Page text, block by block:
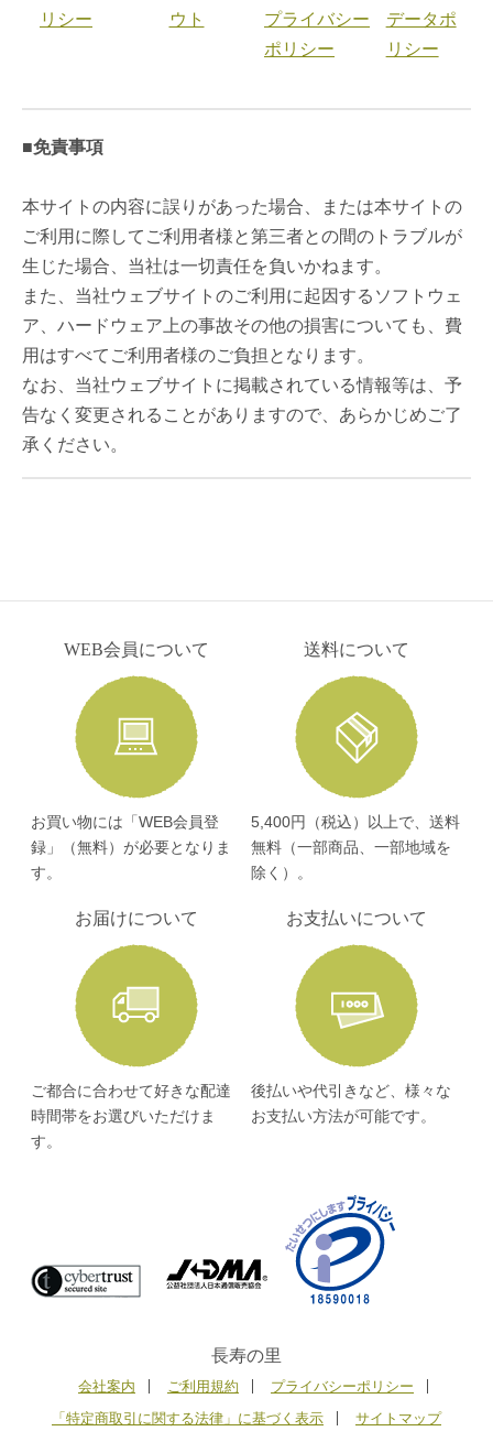
リシー
ウト
プライバシー
ポリシー
データポ
リシー
■免責事項
本サイトの内容に誤りがあった場合、または本サイトの
ご利用に際してご利用者様と第三者との間のトラブルが
生じた場合、当社は一切責任を負いかねます。
また、当社ウェブサイトのご利用に起因するソフトウェ
ア、ハードウェア上の事故その他の損害についても、費
用はすべてご利用者様のご負担となります。
なお、当社ウェブサイトに掲載されている情報等は、予
告なく変更されることがありますので、あらかじめご了
承ください。
WEB会員について
お買い物には「WEB会員登
録」（無料）が必要となりま
す。
送料について
5,400円（税込）以上で、送料
無料（一部商品、一部地域を
除く）。
お届けについて
ご都合に合わせて好きな配達
時間帯をお選びいただけま
す。
お支払いについて
後払いや代引きなど、様々な
お支払い方法が可能です。
長寿の里
会社案内 ご利用規約
プライバシーポリシー
「特定商取引に関する法律」に基づく表示
サイトマップ